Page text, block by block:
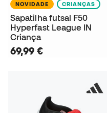
NOVIDADE CRIANÇAS
Sapatilha futsal F50
Hyperfast League IN
Criança
69,99 €